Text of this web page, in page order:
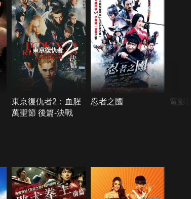
東京復仇者2：血腥
萬聖節 後篇-決戰
忍者之國 電影